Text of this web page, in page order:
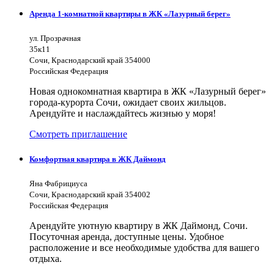
Аренда 1-комнатной квартиры в ЖК «Лазурный берег»
ул. Прозрачная
35к11
Сочи, Краснодарский край 354000
Российская Федерация
Новая однокомнатная квартира в ЖК «Лазурный берег»
города-курорта Сочи, ожидает своих жильцов.
Арендуйте и наслаждайтесь жизнью у моря!
Смотреть приглашение
Комфортная квартира в ЖК Даймонд
Яна Фабрициуса
Сочи, Краснодарский край 354002
Российская Федерация
Арендуйте уютную квартиру в ЖК Даймонд, Сочи.
Посуточная аренда, доступные цены. Удобное
расположение и все необходимые удобства для вашего
отдыха.